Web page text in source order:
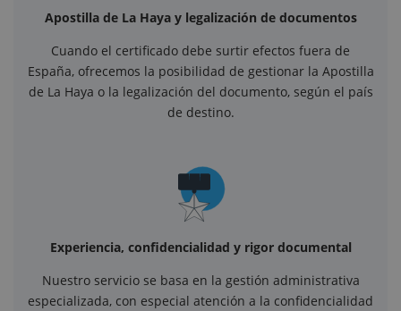
Apostilla de La Haya y legalización de documentos
Cuando el certificado debe surtir efectos fuera de
España, ofrecemos la posibilidad de gestionar la Apostilla
de La Haya o la legalización del documento, según el país
de destino.
Experiencia, confidencialidad y rigor documental
Nuestro servicio se basa en la gestión administrativa
especializada, con especial atención a la confidencialidad